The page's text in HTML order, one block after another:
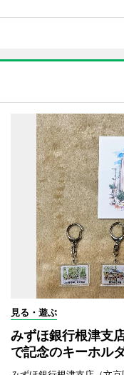
見る・遊ぶ
みずほ銀行根津支
で記念のキーホル